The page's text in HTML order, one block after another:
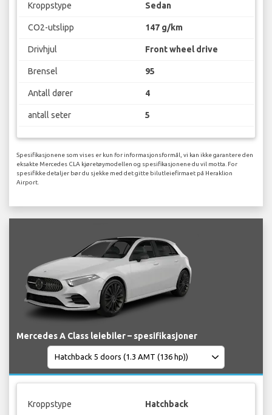
Kroppstype Sedan
CO2-utslipp 147 g/km
Drivhjul Front wheel drive
Brensel 95
Antall dører 4
antall seter 5
Spesifikasjonene som vises er kun for informasjonsformål, vi kan ikke garantere den
eksakte Mercedes CLA kjøretøymodellen og spesifikasjonene du vil motta. For
spesifikke detaljer bør du sjekke med det gitte bilutleiefirmaet på Heraklion
Airport.
Mercedes A Class leiebiler – spesifikasjoner
Kroppstype Hatchback